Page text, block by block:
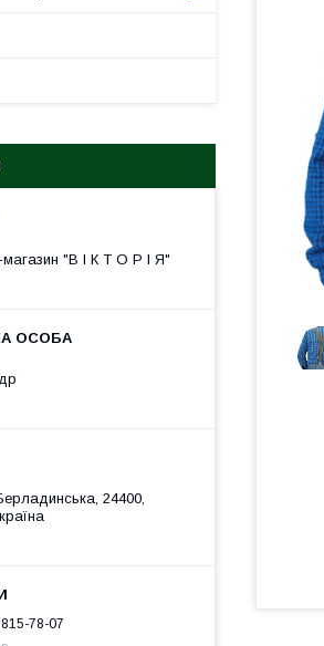
магазин "В І К Т О Р І Я"
24400,
78-07